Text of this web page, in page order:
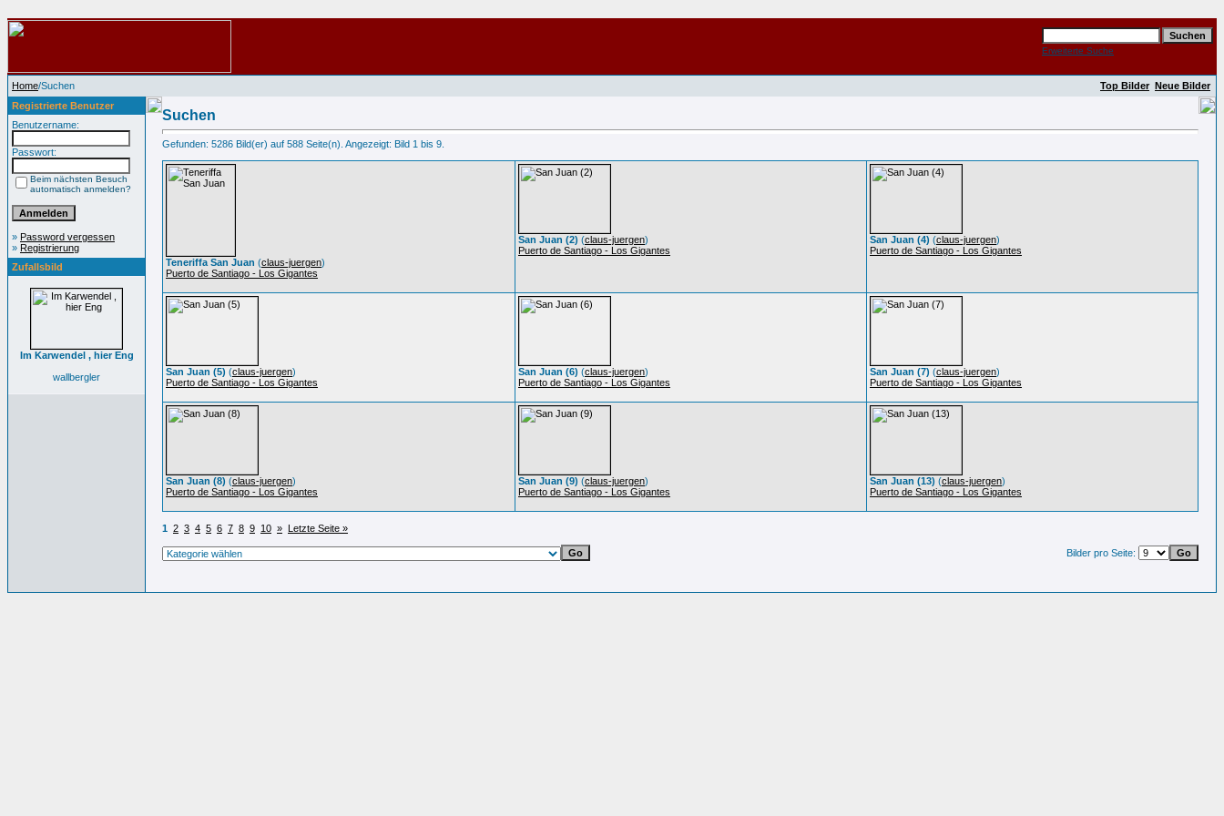
Erweiterte Suche
Home/Suchen Top Bilder Neue Bilder
Registrierte Benutzer
Benutzername:
Passwort:
Beim nächsten Besuch
automatisch anmelden?
» Password vergessen
» Registrierung
Zufallsbild
Im Karwendel , hier Eng
wallbergler
Suchen
Gefunden: 5286 Bild(er) auf 588 Seite(n). Angezeigt: Bild 1 bis 9.
Teneriffa San Juan (claus-juergen)
Puerto de Santiago - Los Gigantes
San Juan (2) (claus-juergen)
Puerto de Santiago - Los Gigantes
San Juan (4) (claus-juergen)
Puerto de Santiago - Los Gigantes
San Juan (5) (claus-juergen)
Puerto de Santiago - Los Gigantes
San Juan (6) (claus-juergen)
Puerto de Santiago - Los Gigantes
San Juan (7) (claus-juergen)
Puerto de Santiago - Los Gigantes
San Juan (8) (claus-juergen)
Puerto de Santiago - Los Gigantes
San Juan (9) (claus-juergen)
Puerto de Santiago - Los Gigantes
San Juan (13) (claus-juergen)
Puerto de Santiago - Los Gigantes
1 2 3 4 5 6 7 8 9 10 » Letzte Seite »
Bilder pro Seite: